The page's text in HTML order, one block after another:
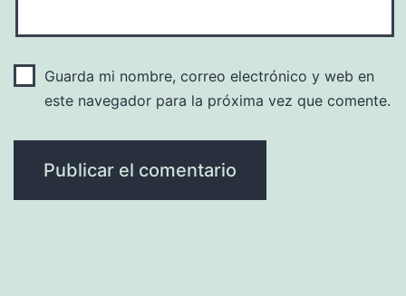
Guarda mi nombre, correo electrónico y web en
este navegador para la próxima vez que comente.